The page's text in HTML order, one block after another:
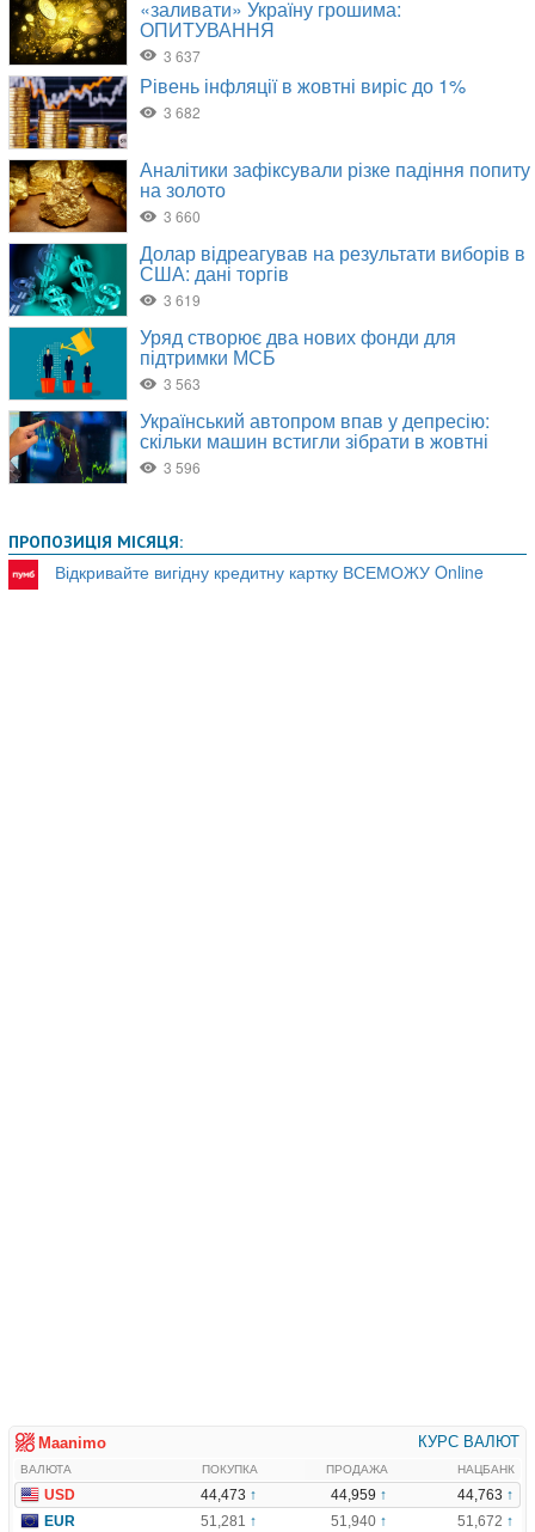
ПРОПОЗИЦІЯ МІСЯЦЯ:
Відкривайте вигідну кредитну картку ВСЕМОЖУ Online